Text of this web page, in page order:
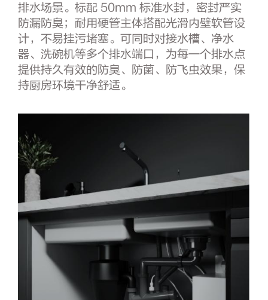
排水场景。标配 50mm 标准水封，密封严实
防漏防臭；耐用硬管主体搭配光滑内壁软管设
计，不易挂污堵塞。可同时对接水槽、净水
器、洗碗机等多个排水端口，为每一个排水点
提供持久有效的防臭、防菌、防飞虫效果，保
持厨房环境干净舒适。